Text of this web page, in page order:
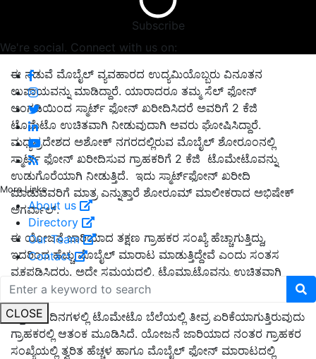
Subscribe
We're social. Connect with us on:
More Links
About us
Directory
Our Team
Contact
CLOSE
ಈ ನಡುವೆ ಮೊಬೈಲ್ ವ್ಯವಹಾರದ ಉದ್ಯಮಿಯೊಬ್ಬರು ವಿನೂತನ
ಉಪಾಯವನ್ನು ಮಾಡಿದ್ದಾರೆ. ಯಾರಾದರೂ ತಮ್ಮ ಸೆಲ್ ಫೋನ್
ಅಂಗಡಿಯಿಂದ ಸ್ಮಾರ್ಟ್ ಫೋನ್ ಖರೀದಿಸಿದರೆ ಅವರಿಗೆ 2 ಕೆಜಿ
ಟೊಮೆಟೊ ಉಚಿತವಾಗಿ ನೀಡುವುದಾಗಿ ಅವರು ಘೋಷಿಸಿದ್ದಾರೆ.
ಮಧ್ಯಪ್ರದೇಶದ ಅಶೋಕ್ ನಗರದಲ್ಲಿರುವ ಮೊಬೈಲ್ ಶೋರೂಂನಲ್ಲಿ
ಸ್ಮಾರ್ಟ್ ಫೋನ್ ಖರೀದಿಸುವ ಗ್ರಾಹಕರಿಗೆ 2 ಕೆಜಿ ಟೊಮೇಟೊವನ್ನು
ಉಡುಗೊರೆಯಾಗಿ ನೀಡುತ್ತಿದೆ. ಇದು ಸ್ಮಾರ್ಟ್‌ಫೋನ್‌ ಖರೀದಿ
ಮಾಡುವವರಿಗೆ ಮಾತ್ರ ಎನ್ನುತ್ತಾರೆ ಶೋರೂಮ್‌ ಮಾಲೀಕರಾದ ಅಭಿಷೇಕ್
ಅಗರ್ವಾಲ್.
ಈ ಯೋಜನೆ ಜಾರಿಯಾದ ತಕ್ಷಣ ಗ್ರಾಹಕರ ಸಂಖ್ಯೆ ಹೆಚ್ಚಾಗುತ್ತಿದ್ದು,
ಇದರಿಂದ ಹೆಚ್ಚು ಮೊಬೈಲ್ ಮಾರಾಟ ಮಾಡುತ್ತಿದ್ದೇವೆ ಎಂದು ಸಂತಸ
ವ್ಯಕ್ತಪಡಿಸಿದರು. ಅದೇ ಸಮಯದಲ್ಲಿ, ಟೊಮ್ಯಾಟೊವನ್ನು ಉಚಿತವಾಗಿ
ನೀಡುವುದರಿಂದ ಗ್ರಾಹಕರು ಕೂಡ ಸಂತೋಷಪಟ್ಟಿದ್ದಾರೆ ಎನ್ನಲಾಗಿದೆ.
ಇತ್ತೀಚಿನ ದಿನಗಳಲ್ಲಿ ಟೊಮೇಟೊ ಬೆಲೆಯಲ್ಲಿ ತೀವ್ರ ಏರಿಕೆಯಾಗುತ್ತಿರುವುದು
ಗ್ರಾಹಕರಲ್ಲಿ ಆತಂಕ ಮೂಡಿಸಿದೆ. ಯೋಜನೆ ಜಾರಿಯಾದ ನಂತರ ಗ್ರಾಹಕರ
ಸಂಖ್ಯೆಯಲ್ಲಿ ತ್ವರಿತ ಹೆಚ್ಚಳ ಹಾಗೂ ಮೊಬೈಲ್ ಫೋನ್ ಮಾರಾಟದಲ್ಲಿ